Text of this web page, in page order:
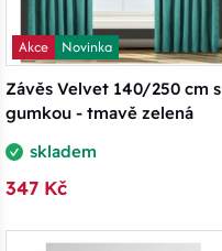
Akce
Novinka
Závěs Velvet 140/250 cm s
gumkou - tmavě zelená
skladem
347 Kč